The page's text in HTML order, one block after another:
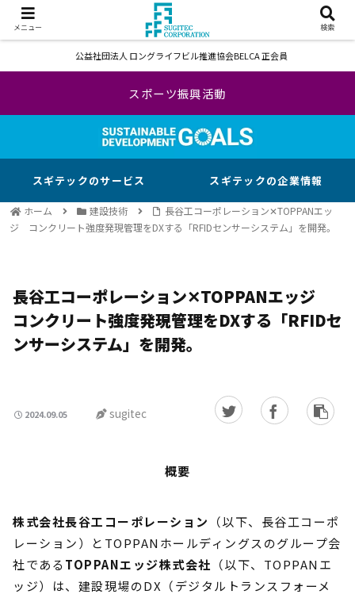
公益社団法人 ロングライフビル推進協会BELCA 正会員
スポーツ振興活動
スギテックのサービス スギテックの企業情報
ホーム 建設技術
長谷工コーポレーション✕TOPPANエッ
ジ コンクリート強度発現管理をDXする「RFIDセンサーシステム」を開発。
長谷工コーポレーション✕TOPPANエッジ
コンクリート強度発現管理をDXする「RFIDセ
ンサーシステム」を開発。
2024.09.05 sugitec
概要
株式会社長谷工コーポレーション
（以下、長谷工コーポ
レーション）とTOPPANホールディングスのグループ会
社であるTOPPANエッジ株式会社 （以下、TOPPANエ
ッジ）は、建設現場のDX（デジタルトランスフォーメ
メニュー 検索